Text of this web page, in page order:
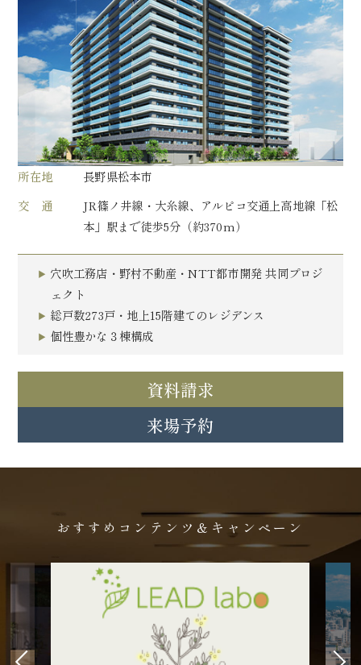
所在地
長野県松本市
交 通
JR篠ノ井線・大糸線、アルピコ交通上高地線「松
本」駅まで徒歩5分（約370m）
穴吹工務店・野村不動産・NTT都市開発 共同プロジ
ェクト
総戸数273戸・地上15階建てのレジデンス
個性豊かな３棟構成
資料請求
来場予約
おすすめコンテンツ＆キャンペーン